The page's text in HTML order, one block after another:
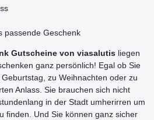
passende Geschenk
Gutscheine von viasalutis liegen
ganz persönlich! Egal ob Sie
zu Weihnachten oder zu
Anlass. Sie brauchen sich nicht
in der Stadt umherirren um
finden. Und Sie können ganz sicher